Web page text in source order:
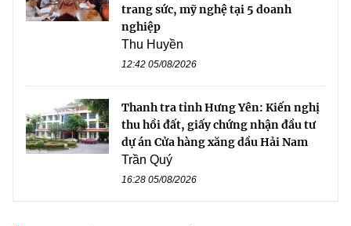
trang sức, mỹ nghệ tại 5 doanh
nghiệp
Thu Huyền
12:42 05/08/2026
Thanh tra tỉnh Hưng Yên: Kiến nghị
thu hồi đất, giấy chứng nhận đầu tư
dự án Cửa hàng xăng dầu Hải Nam
Trần Quý
16:28 05/08/2026